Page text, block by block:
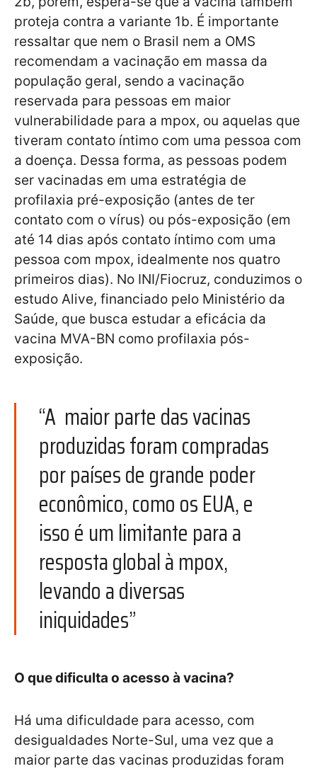
proteja contra a variante 1b. É importante
ressaltar que nem o Brasil nem a OMS
recomendam a vacinação em massa da
população geral, sendo a vacinação
reservada para pessoas em maior
vulnerabilidade para a mpox, ou aquelas que
tiveram contato íntimo com uma pessoa com
a doença. Dessa forma, as pessoas podem
ser vacinadas em uma estratégia de
profilaxia pré-exposição (antes de ter
contato com o vírus) ou pós-exposição (em
até 14 dias após contato íntimo com uma
pessoa com mpox, idealmente nos quatro
primeiros dias). No INI/Fiocruz, conduzimos o
estudo Alive, financiado pelo Ministério da
Saúde, que busca estudar a eficácia da
vacina MVA-BN como profilaxia pós-
exposição.
“A maior parte das vacinas
produzidas foram compradas
por países de grande poder
econômico, como os EUA, e
isso é um limitante para a
resposta global à mpox,
levando a diversas
iniquidades”
O que dificulta o acesso à vacina?
Há uma dificuldade para acesso, com
desigualdades Norte-Sul, uma vez que a
maior parte das vacinas produzidas foram